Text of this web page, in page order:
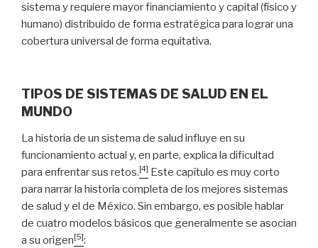
sistema y requiere mayor financiamiento y capital (físico y
humano) distribuido de forma estratégica para lograr una
cobertura universal de forma equitativa.
TIPOS DE SISTEMAS DE SALUD EN EL
MUNDO
La historia de un sistema de salud influye en su
funcionamiento actual y, en parte, explica la dificultad
para enfrentar sus retos.[4] Este capítulo es muy corto
para narrar la historia completa de los mejores sistemas
de salud y el de México. Sin embargo, es posible hablar
de cuatro modelos básicos que generalmente se asocian
a su origen[5]: